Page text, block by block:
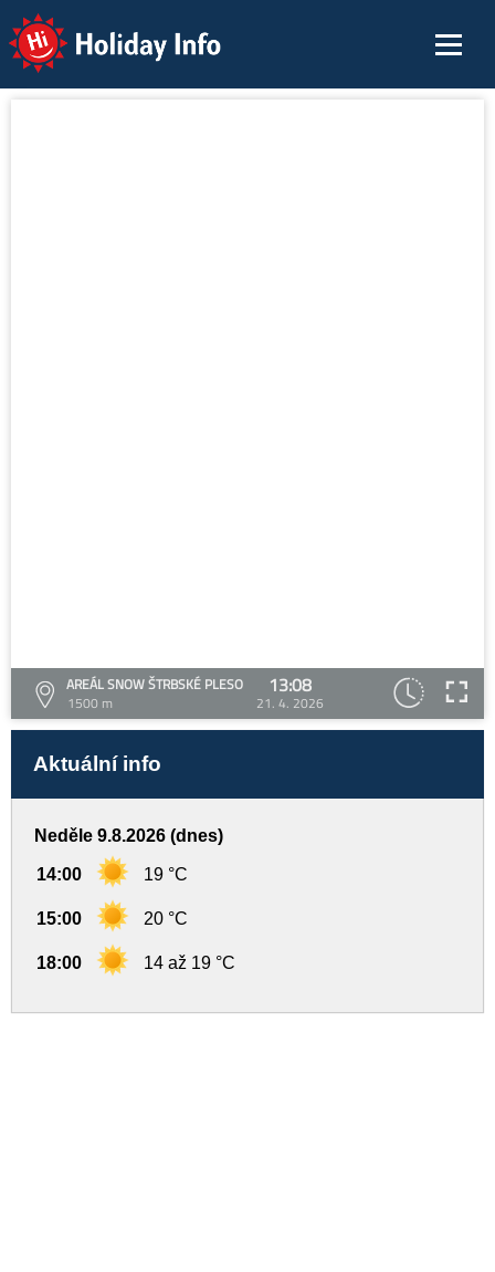
Holiday Info
AREÁL SNOW ŠTRBSKÉ PLESO
1500 m
13:08
21. 4. 2026
Aktuální info
Neděle 9.8.2026 (dnes)
14:00 19 °C
15:00 20 °C
18:00 14 až 19 °C